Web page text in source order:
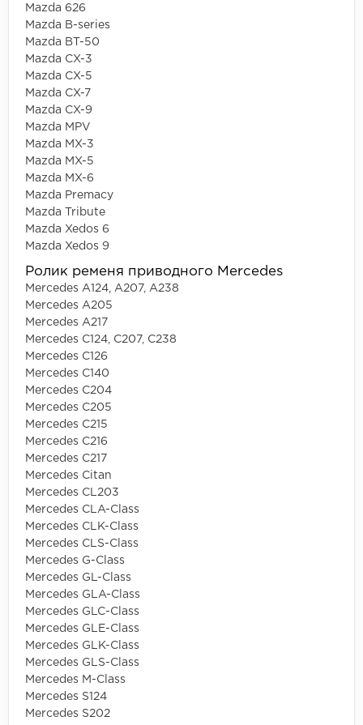
Mazda 626
Mazda B-series
Mazda BT-50
Mazda CX-3
Mazda CX-5
Mazda CX-7
Mazda CX-9
Mazda MPV
Mazda MX-3
Mazda MX-5
Mazda MX-6
Mazda Premacy
Mazda Tribute
Mazda Xedos 6
Mazda Xedos 9
Ролик ременя приводного Mercedes
Mercedes A124, A207, A238
Mercedes A205
Mercedes A217
Mercedes C124, C207, C238
Mercedes C126
Mercedes C140
Mercedes C204
Mercedes C205
Mercedes C215
Mercedes C216
Mercedes C217
Mercedes Citan
Mercedes CL203
Mercedes CLA-Class
Mercedes CLK-Class
Mercedes CLS-Class
Mercedes G-Class
Mercedes GL-Class
Mercedes GLA-Class
Mercedes GLC-Class
Mercedes GLE-Class
Mercedes GLK-Class
Mercedes GLS-Class
Mercedes M-Class
Mercedes S124
Mercedes S202